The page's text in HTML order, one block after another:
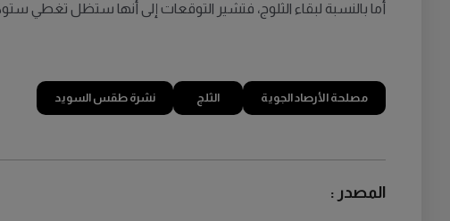
أما بالنسبة لبقاء الثلوج، فتشير التوقعات إلى أنها ستظل تغطي
مصلحة الأرصاد الجوية الثلج نشرة طقس السويد
المصدر :